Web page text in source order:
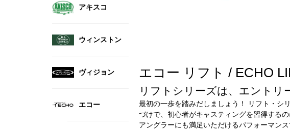
アキスコ
ウィンストン
ヴィジョン
エコー
エコー リフト / ECHO
リフトシリーズは、エントリ
最初の一歩を踏みだしましょう！ リフト・シ
づけで、初心者がキャスティングを習得する
アングラーにも満足いただけるパフォーマン